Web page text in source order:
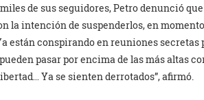
de sus seguidores, Petro denunció
la intención de suspenderlos, en
están conspirando en reuniones secretas
pasar por encima de las más altas
Ya se sienten derrotados”, afirmó.